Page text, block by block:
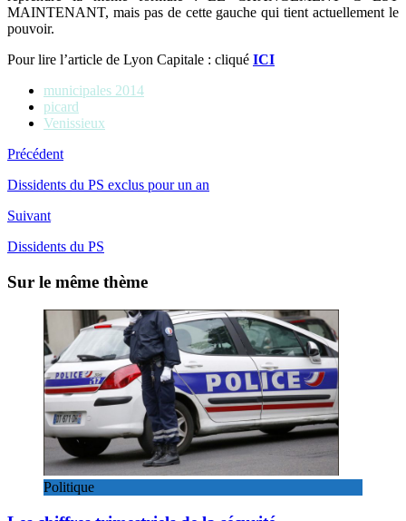
MAINTENANT, mais pas de cette gauche qui tient actuellement le
pouvoir.
Pour lire l’article de Lyon Capitale : cliqué ICI
municipales 2014
picard
Venissieux
Précédent
Dissidents du PS exclus pour un an
Suivant
Dissidents du PS
Sur le même thème
Politique